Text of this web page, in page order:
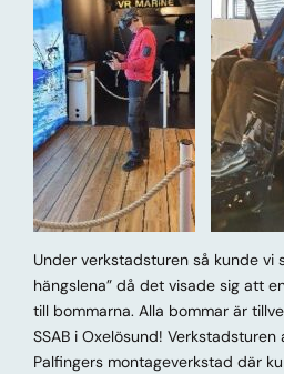
Under verkstadsturen så kunde vi
hängslena” då det visade sig att
till bommarna. Alla bommar är
SSAB i Oxelösund!
Palfingers montageverkstad där